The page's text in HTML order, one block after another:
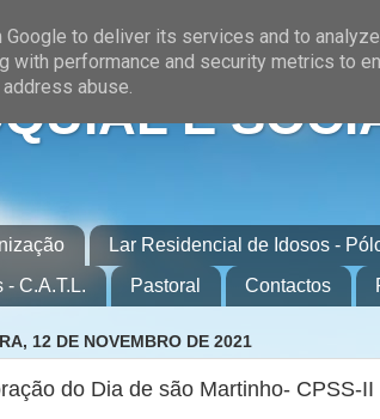
E
Lar Residencial de Idosos - Pólo
C.A.T.L.
Pastoral Contactos
12 DE NOVEMBRO DE 2021
do Dia de são Martinho- CPSS-II
to deliver its services and to
with performance and security metrics to
abuse.